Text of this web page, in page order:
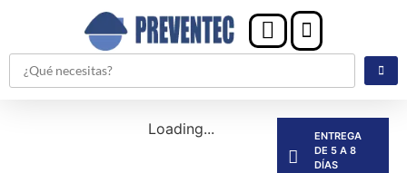
Loading...
ENTREGA
DE 5 A 8
DÍAS